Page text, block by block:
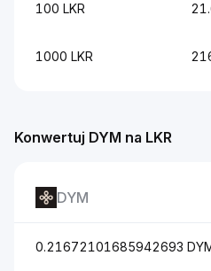
Konwertuj DYM na LKR
DYM
0.21672101685942693
100 LKR
1000 LKR